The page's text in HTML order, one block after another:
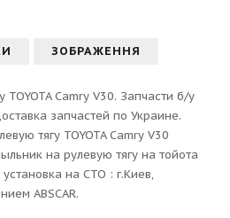
ЗОБРАЖЕННЯ
Camry V30. Запчасти б/у
запчастей по Украине.
тягу TOYOTA Camry V30
на рулевую тягу на тойота
на СТО : г.Киев,
ABSCAR.